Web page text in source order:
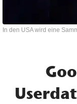
In den USA wird eine